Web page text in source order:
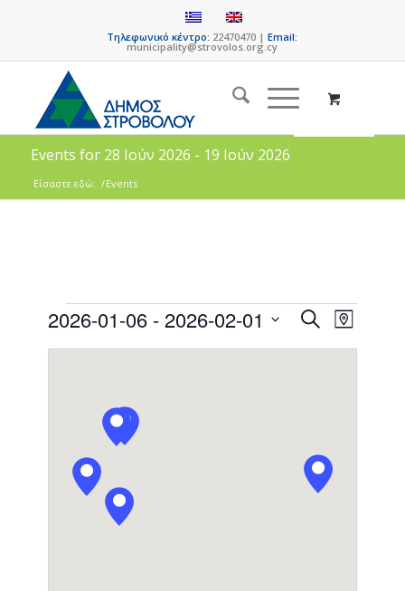
Τηλεφωνικό κέντρο: 22470470 |Email:
municipality@strovolos.org.cy
Events for 28 Ιούν 2026 - 19 Ιούν 2026
Είσαστε εδώ: /Events
Events
Search
SearchEvent
Views
Map
2026-01-06 - 2026-02-01